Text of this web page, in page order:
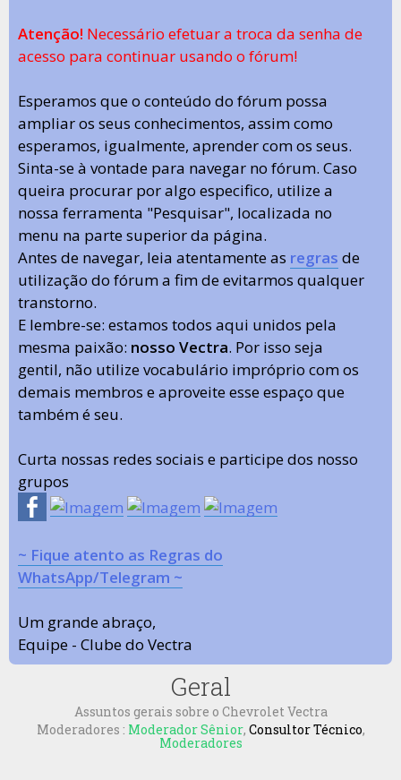
Atenção! Necessário efetuar a troca da senha de
acesso para continuar usando o fórum!
Esperamos que o conteúdo do fórum possa
ampliar os seus conhecimentos, assim como
esperamos, igualmente, aprender com os seus.
Sinta-se à vontade para navegar no fórum. Caso
queira procurar por algo especifico, utilize a
nossa ferramenta "Pesquisar", localizada no
menu na parte superior da página.
Antes de navegar, leia atentamente as regras de
utilização do fórum a fim de evitarmos qualquer
transtorno.
E lembre-se: estamos todos aqui unidos pela
mesma paixão: nosso Vectra. Por isso seja
gentil, não utilize vocabulário impróprio com os
demais membros e aproveite esse espaço que
também é seu.
Curta nossas redes sociais e participe dos nosso
grupos
~ Fique atento as Regras do
WhatsApp/Telegram ~
Um grande abraço,
Equipe - Clube do Vectra
Geral
Assuntos gerais sobre o Chevrolet Vectra
Moderadores : Moderador Sênior, Consultor Técnico,
Moderadores